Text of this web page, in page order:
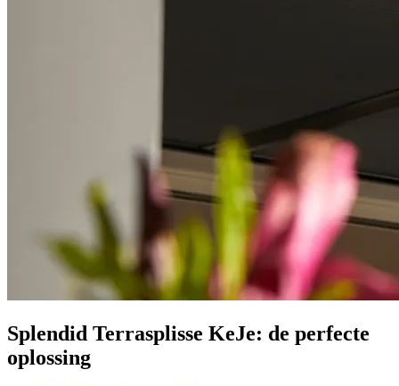
Splendid Terrasplisse KeJe: de perfecte
oplossing